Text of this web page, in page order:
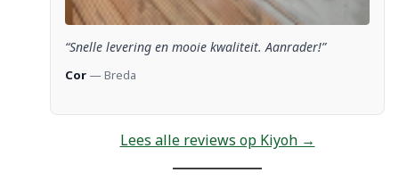
“Snelle levering en mooie kwaliteit. Aanrader!”
Cor — Breda
Lees alle reviews op Kiyoh →